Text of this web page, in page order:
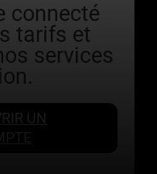
connecté
tarifs et
services
UN